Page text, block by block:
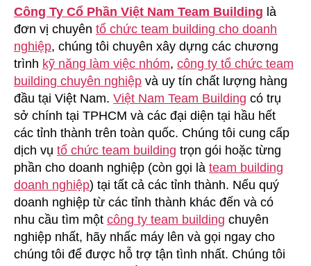
Công Ty Cổ Phần Việt Nam Team Building là
đơn vị chuyên tổ chức team building cho doanh
nghiệp, chúng tôi chuyên xây dựng các chương
trình kỹ năng làm việc nhóm, công ty tổ chức team
building chuyên nghiệp và uy tín chất lượng hàng
đầu tại Việt Nam. Việt Nam Team Building có trụ
sở chính tại TPHCM và các đại diện tại hầu hết
các tỉnh thành trên toàn quốc. Chúng tôi cung cấp
dịch vụ tổ chức team building trọn gói hoặc từng
phần cho doanh nghiệp (còn gọi là team building
doanh nghiệp) tại tất cả các tỉnh thành. Nếu quý
doanh nghiệp từ các tỉnh thành khác đến và có
nhu cầu tìm một công ty team building chuyên
nghiệp nhất, hãy nhấc máy lên và gọi ngay cho
chúng tôi để được hỗ trợ tận tình nhất. Chúng tôi